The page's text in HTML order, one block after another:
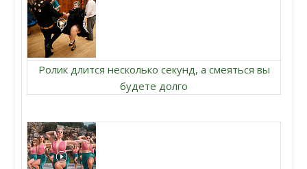
Ролик длится несколько секунд, а смеяться вы
будете долго